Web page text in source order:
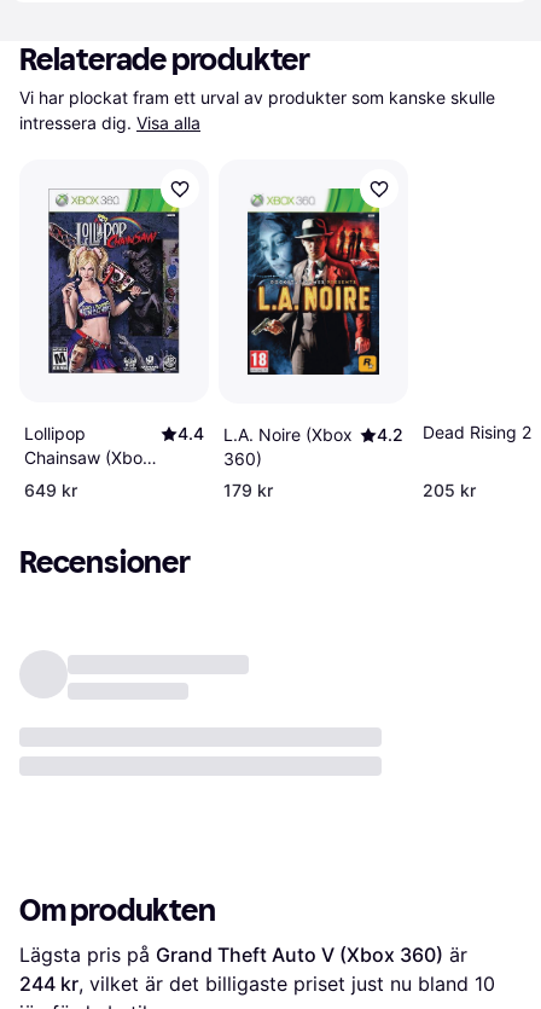
Relaterade produkter
Vi har plockat fram ett urval av produkter som kanske skulle
intressera dig. Visa alla
Lollipop
Chainsaw (Xbox
360)
4.4
649 kr
L.A. Noire (Xbox
360)
4.2
179 kr
Dead Rising 2
205 kr
Recensioner
Om produkten
Lägsta pris på Grand Theft Auto V (Xbox 360)
244 kr, vilket är det billigaste priset just nu bland 10